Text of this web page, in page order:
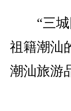
“三城
祖籍潮汕
潮汕旅游